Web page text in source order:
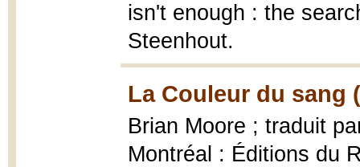
isn't enough : the
Steenhout.
La Couleur du sang
Brian Moore ; traduit
Montréal : Éditions du